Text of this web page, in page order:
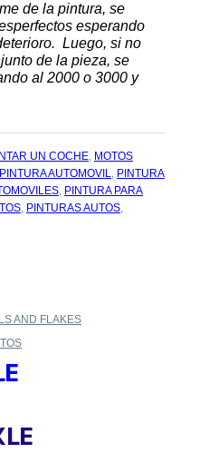
de la pintura, se
esperando
Luego, si no
de la pieza, se
al 2000 o 3000 y
UN COCHE, MOTOS
PINTURA AUTOMOVIL, PINTURA
, PINTURA PARA
, PINTURAS AUTOS,
AND FLAKES